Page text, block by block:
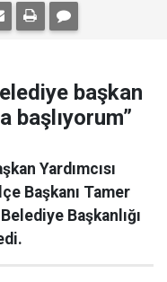
başkan
başlıyorum”
Yardımcısı
Başkanı Tamer
Başkanlığı